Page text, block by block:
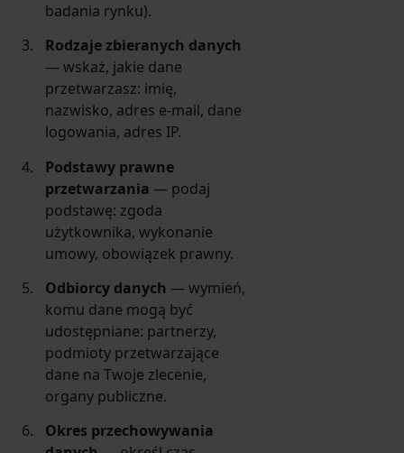
badania rynku).
Rodzaje zbieranych danych
— wskaż, jakie dane
przetwarzasz: imię,
nazwisko, adres e-mail, dane
logowania, adres IP.
Podstawy prawne
przetwarzania — podaj
podstawę: zgoda
użytkownika, wykonanie
umowy, obowiązek prawny.
Odbiorcy danych — wymień,
komu dane mogą być
udostępniane: partnerzy,
podmioty przetwarzające
dane na Twoje zlecenie,
organy publiczne.
Okres przechowywania